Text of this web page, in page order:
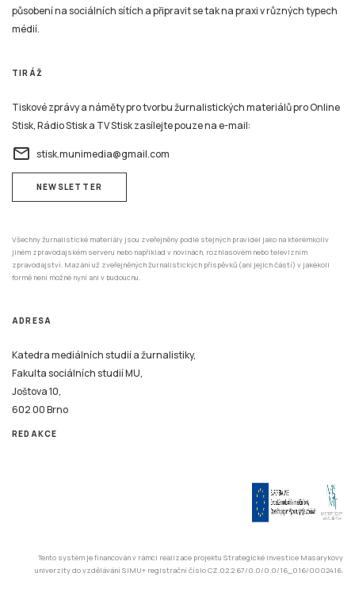
působení na sociálních sítích a připravit se tak na praxi v různých typech
médií.
TIRÁŽ
Tiskové zprávy a náměty pro tvorbu žurnalistických materiálů pro Online
Stisk, Rádio Stisk a TV Stisk zasílejte pouze na e-mail:
email stisk.munimedia@gmail.com
NEWSLETTER
Všechny žurnalistické materiály jsou zveřejněny podle stejných pravidel jako na kterémkoliv
jiném zpravodajském serveru nebo například v novinách, rozhlasovém nebo televizním
zpravodajství. Mazání už zveřejněných žurnalistických příspěvků (ani jejich částí) v jakékoli
formě není možné nyní ani v budoucnu.
ADRESA
Katedra mediálních studií a žurnalistiky,
Fakulta sociálních studií MU,
Joštova 10,
602 00 Brno
REDAKCE
Tento systém je financován v rámci realizace projektu Strategické investice Masarykovy
univerzity do vzdělávání SIMU+ registrační číslo CZ.02.2.67/0.0/0.0/16_016/0002416.